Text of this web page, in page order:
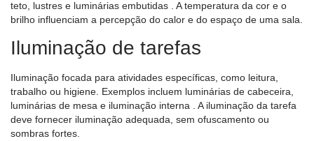
teto, lustres e luminárias embutidas
. A temperatura da cor e o
brilho influenciam a percepção do calor e do espaço de uma sala.
Iluminação de tarefas
Iluminação focada para atividades específicas, como leitura,
trabalho ou higiene. Exemplos incluem luminárias de cabeceira,
luminárias de mesa e iluminação interna
. A iluminação da tarefa
deve fornecer iluminação adequada, sem ofuscamento ou
sombras fortes.